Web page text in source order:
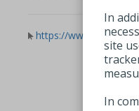
https://
In
site
In